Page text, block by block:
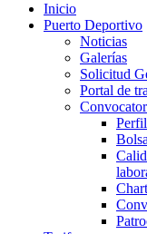
Inicio
Puerto Deportivo
Noticias
Galerías
Solicitud
Portal de